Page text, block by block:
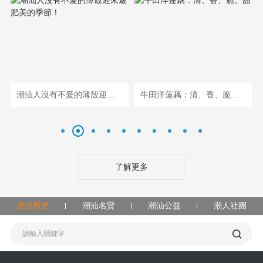
牛田洋蓮藕：清、香、脆、甜
了解更多
潮汕歷史 潮汕名賢 潮汕公益 潮人社團